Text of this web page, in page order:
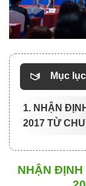
Mục lục
1. NHẬN
2017 TỪ
NHẬN